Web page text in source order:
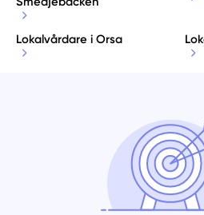
Lokalvårdare i Orsa